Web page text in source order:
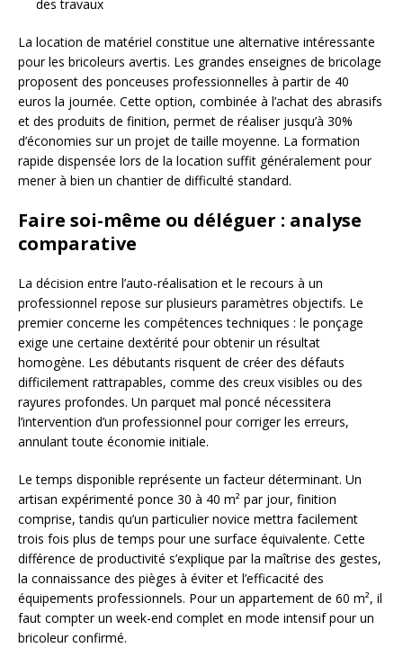
des travaux
La location de matériel constitue une alternative intéressante
pour les bricoleurs avertis. Les grandes enseignes de bricolage
proposent des ponceuses professionnelles à partir de 40
euros la journée. Cette option, combinée à l’achat des abrasifs
et des produits de finition, permet de réaliser jusqu’à 30%
d’économies sur un projet de taille moyenne. La formation
rapide dispensée lors de la location suffit généralement pour
mener à bien un chantier de difficulté standard.
Faire soi-même ou déléguer : analyse
comparative
La décision entre l’auto-réalisation et le recours à un
professionnel repose sur plusieurs paramètres objectifs. Le
premier concerne les compétences techniques : le ponçage
exige une certaine dextérité pour obtenir un résultat
homogène. Les débutants risquent de créer des défauts
difficilement rattrapables, comme des creux visibles ou des
rayures profondes. Un parquet mal poncé nécessitera
l’intervention d’un professionnel pour corriger les erreurs,
annulant toute économie initiale.
Le temps disponible représente un facteur déterminant. Un
artisan expérimenté ponce 30 à 40 m² par jour, finition
comprise, tandis qu’un particulier novice mettra facilement
trois fois plus de temps pour une surface équivalente. Cette
différence de productivité s’explique par la maîtrise des gestes,
la connaissance des pièges à éviter et l’efficacité des
équipements professionnels. Pour un appartement de 60 m², il
faut compter un week-end complet en mode intensif pour un
bricoleur confirmé.